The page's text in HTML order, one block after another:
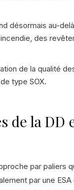
désormais au-
des
de la qualité
type SOX.
de la
par paliers
par une